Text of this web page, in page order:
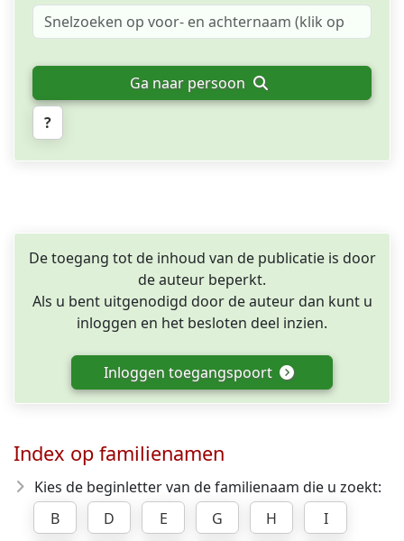
Ga naar persoon
?
De toegang tot de inhoud van de publicatie is door
de auteur beperkt.
Als u bent uitgenodigd door de auteur dan kunt u
inloggen en het besloten deel inzien.
Inloggen toegangspoort
Index op familienamen
Kies de beginletter van de familienaam die u zoekt:
B
D E G H
I